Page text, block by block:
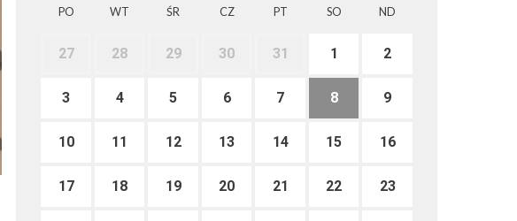
PO WT ŚR CZ PT SO ND
27 28 29 30 31 1 2
3 4 5 6 7 8 9
10 11 12 13 14 15 16
17 18 19 20 21 22 23